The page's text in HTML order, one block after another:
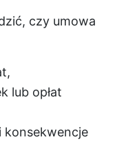
czy umowa
lub opłat
konsekwencje